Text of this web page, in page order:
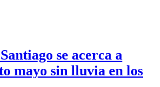
se acerca a
mayo sin lluvia en los